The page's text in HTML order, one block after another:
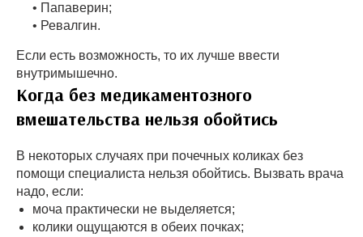
• Папаверин;
• Ревалгин.
Если есть возможность, то их лучше ввести
внутримышечно.
Когда без медикаментозного
вмешательства нельзя обойтись
В некоторых случаях при почечных коликах без
помощи специалиста нельзя обойтись. Вызвать врача
надо, если:
моча практически не выделяется;
колики ощущаются в обеих почках;